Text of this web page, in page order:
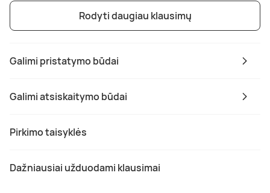
Galimi pristatymo būdai
Galimi atsiskaitymo būdai
Pirkimo taisyklės
Dažniausiai užduodami klausimai
Rodyti daugiau klausimų